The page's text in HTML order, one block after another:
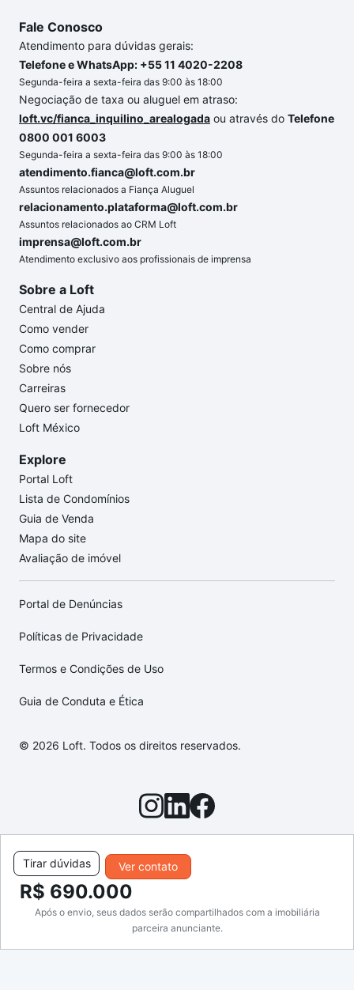
Ver contato
Tirar dúvidas
R$ 690.000
Após o envio, seus dados serão compartilhados com a imobiliária
parceira anunciante.
Fale Conosco
Atendimento para dúvidas gerais:
Telefone e WhatsApp: +55 11 4020-2208
Segunda-feira a sexta-feira das 9:00 às 18:00
Negociação de taxa ou aluguel em atraso:
loft.vc/fianca_inquilino_arealogada ou através do Telefone
0800 001 6003
Segunda-feira a sexta-feira das 9:00 às 18:00
atendimento.fianca@loft.com.br
Assuntos relacionados a Fiança Aluguel
relacionamento.plataforma@loft.com.br
Assuntos relacionados ao CRM Loft
imprensa@loft.com.br
Atendimento exclusivo aos profissionais de imprensa
Sobre a Loft
Central de Ajuda
Como vender
Como comprar
Sobre nós
Carreiras
Quero ser fornecedor
Loft México
Explore
Portal Loft
Lista de Condomínios
Guia de Venda
Mapa do site
Avaliação de imóvel
Portal de Denúncias
Políticas de Privacidade
Termos e Condições de Uso
Guia de Conduta e Ética
© 2026 Loft. Todos os direitos reservados.